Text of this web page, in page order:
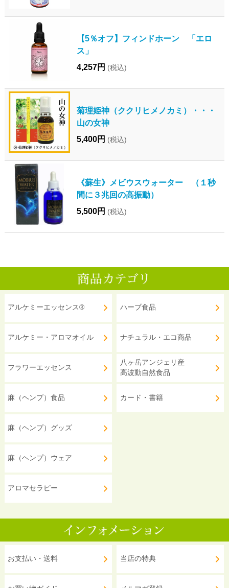
【5％オフ】フィンドホーン 「エロ
ス」
4,257円 (税込)
菊理姫神（ククリヒメノカミ）・・・
山の女神
5,400円 (税込)
《蘇生》メビウスウォーター （１秒
間に３兆回の高振動）
5,500円 (税込)
アルケミーエッセンス®
アルケミー・アロマオイル
フラワーエッセンス
麻（ヘンプ）食品
麻（ヘンプ）グッズ
麻（ヘンプ）ウェア
アロマセラピー
ハーブ食品
ナチュラル・エコ商品
八ヶ岳アンジェリ産
高波動自然食品
カード・書籍
お支払い・送料 当店の特典